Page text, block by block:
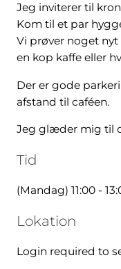
Jeg inviterer til
Kom til et par
Vi prøver noget
en kop kaffe eller
Der er gode
afstand til caféen.
Jeg glæder mig til
Tid
(Mandag) 11:00 -
Lokation
Login required to